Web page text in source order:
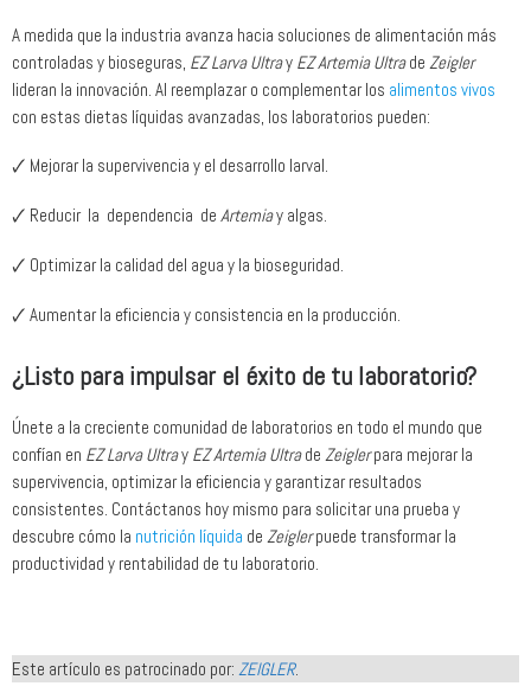
A medida que la industria avanza hacia soluciones de alimentación más
controladas y bioseguras, EZ Larva Ultray EZ Artemia Ultrade Zeigler
lideran la innovación. Al reemplazar o complementar los alimentos vivos
con estas dietas líquidas avanzadas, los laboratorios pueden:
🗸 Mejorar la supervivencia y el desarrollo larval.
🗸 Reducir la dependencia de Artemiay algas.
🗸 Optimizar la calidad del agua y la bioseguridad.
🗸 Aumentar la eficiencia y consistencia en la producción.
¿Listo para impulsar el éxito de tu laboratorio?
Únete a la creciente comunidad de laboratorios en todo el mundo que
confían en EZ Larva Ultray EZ Artemia Ultrade Zeiglerpara mejorar la
supervivencia, optimizar la eficiencia y garantizar resultados
consistentes. Contáctanos hoy mismo para solicitar una prueba y
descubre cómo la nutrición líquida de Zeiglerpuede transformar la
productividad y rentabilidad de tu laboratorio.
Este artículo es patrocinado por: ZEIGLER.